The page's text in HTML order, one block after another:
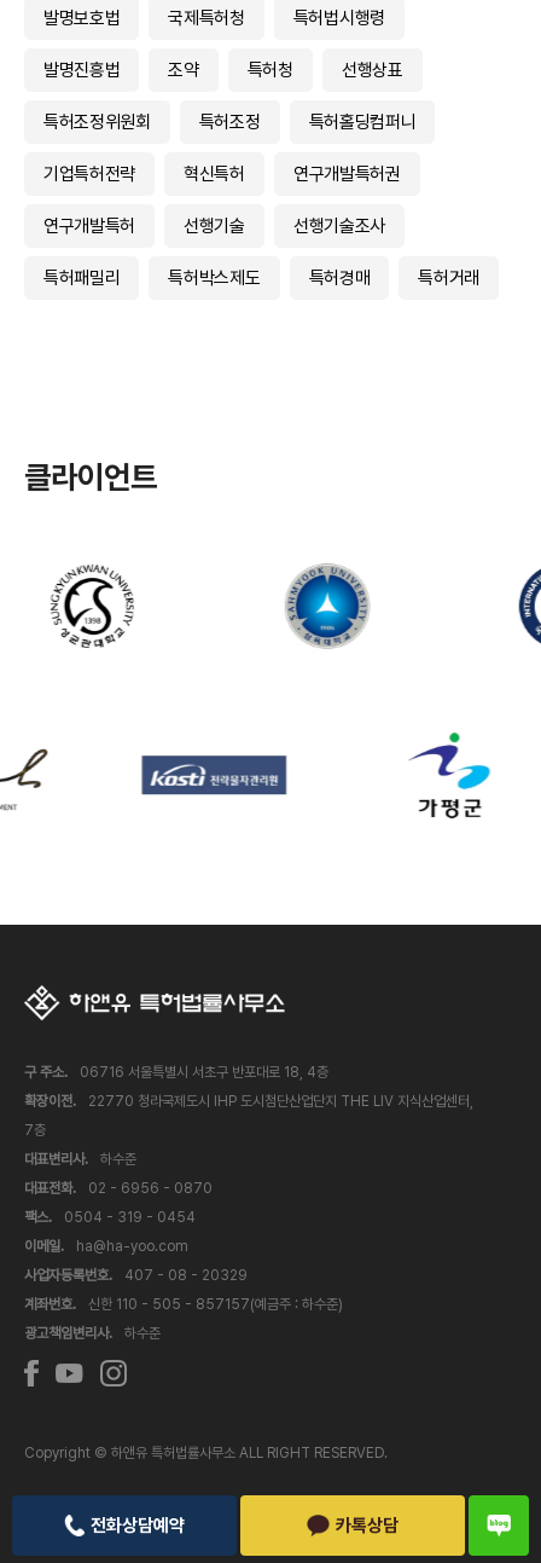
전화상담예약 카톡상담
발명보호법 국제특허청 특허법시행령
발명진흥법 조약 특허청 선행상표
특허조정위원회 특허조정 특허홀딩컴퍼니
기업특허전략 혁신특허 연구개발특허권
연구개발특허 선행기술 선행기술조사
특허패밀리 특허박스제도 특허경매 특허거래
클라이언트
구 주소.
06716 서울특별시 서초구 반포대로 18, 4층
확장이전.
22770 청라국제도시 IHP 도시첨단산업단지 THE LIV 지식산업센터,
7층
대표변리사.
하수준
대표전화.
02 - 6956 - 0870
팩스.
0504 - 319 - 0454
이메일.
ha@ha-yoo.com
사업자등록번호.
407 - 08 - 20329
계좌번호.
신한 110 - 505 - 857157(예금주 : 하수준)
광고책임변리사.
하수준
Copyright © 하앤유 특허법률사무소 ALL RIGHT RESERVED.